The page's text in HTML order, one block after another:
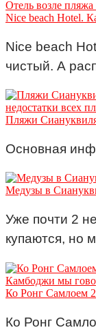
Nice beach Hotel.
Nice beach
чистый. А
Пляжи
Основная
Медузы в
Уже почти 2
купаются, но
Ко Ронг Самлоем
Ко Ронг